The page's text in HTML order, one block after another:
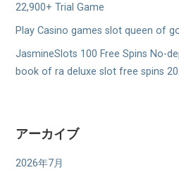
22,900+ Trial Game
Play Casino games slot queen of
JasmineSlots 100 Free Spins No-
book of ra deluxe slot free spins
アーカイブ
2026年7月